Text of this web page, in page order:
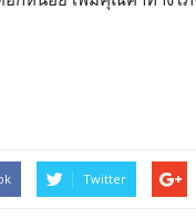
Twitter